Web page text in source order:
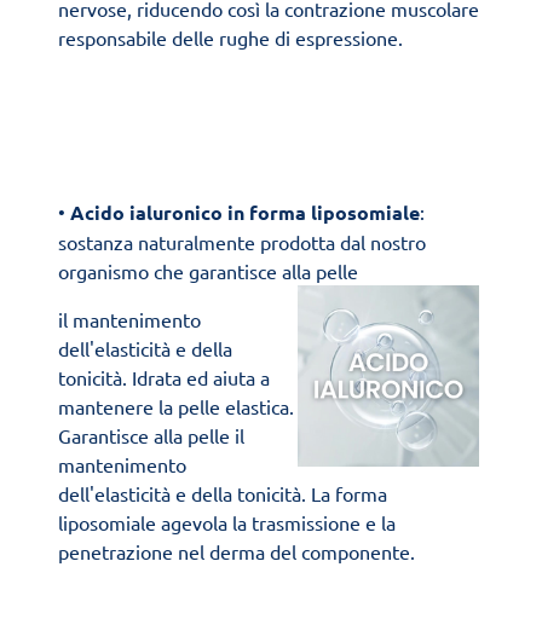
nervose, riducendo così la contrazione muscolare
responsabile delle rughe di espressione.
• Acido ialuronico in forma liposomiale:
sostanza naturalmente prodotta dal nostro
organismo che garantisce alla pelle
il mantenimento
dell'elasticità e della
tonicità. Idrata ed aiuta a
mantenere la pelle elastica.
Garantisce alla pelle il
mantenimento
dell'elasticità e della tonicità. La forma
liposomiale agevola la trasmissione e la
penetrazione nel derma del componente.